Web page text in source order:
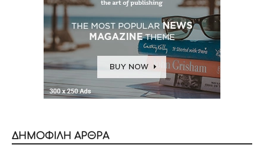
ΔΗΜΟΦΙΛΗ ΑΡΘΡΑ